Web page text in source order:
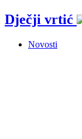
Idi
na
Dječji vrtić
Novosti